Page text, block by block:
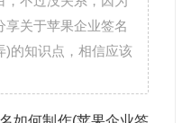
关于苹果企业签名
)的知识点，相信应该